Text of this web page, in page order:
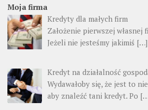
Moja firma
Kredyty dla małych firm
Założenie pierwszej
Jeżeli nie jesteśmy jakimiś […]
Kredyt na działalność
Wydawałoby się, że jest to
aby znaleźć tani kredyt. Po